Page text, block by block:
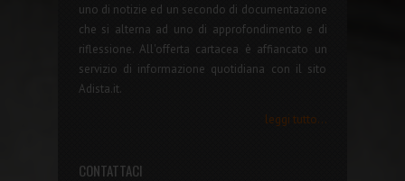
uno di notizie ed un secondo di documentazione
che si alterna ad uno di approfondimento e di
riflessione. All'offerta cartacea è affiancato un
servizio di informazione quotidiana con il sito
Adista.it.
leggi tutto...
CONTATTACI